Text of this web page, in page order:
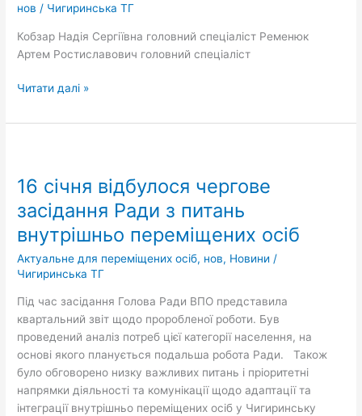
нов / Чигиринська ТГ
Кобзар Надія Сергіївна головний спеціаліст Ременюк
Артем Ростиславович головний спеціаліст
військового
Читати далі »
16 січня відбулося чергове
засідання Ради з питань
внутрішньо переміщених осіб
Актуальне для переміщених осіб, нов, Новини /
Чигиринська ТГ
Під час засідання Голова Ради ВПО представила
квартальний звіт щодо проробленої роботи. Був
проведений аналіз потреб цієї категорії населення, на
основі якого планується подальша робота Ради. Також
було обговорено низку важливих питань і пріоритетні
напрямки діяльності та комунікації щодо адаптації та
інтеграції внутрішньо переміщених осіб у Чигиринську
відбулося
чергове
засідання
Ради
з
питань
переміщених
осіб